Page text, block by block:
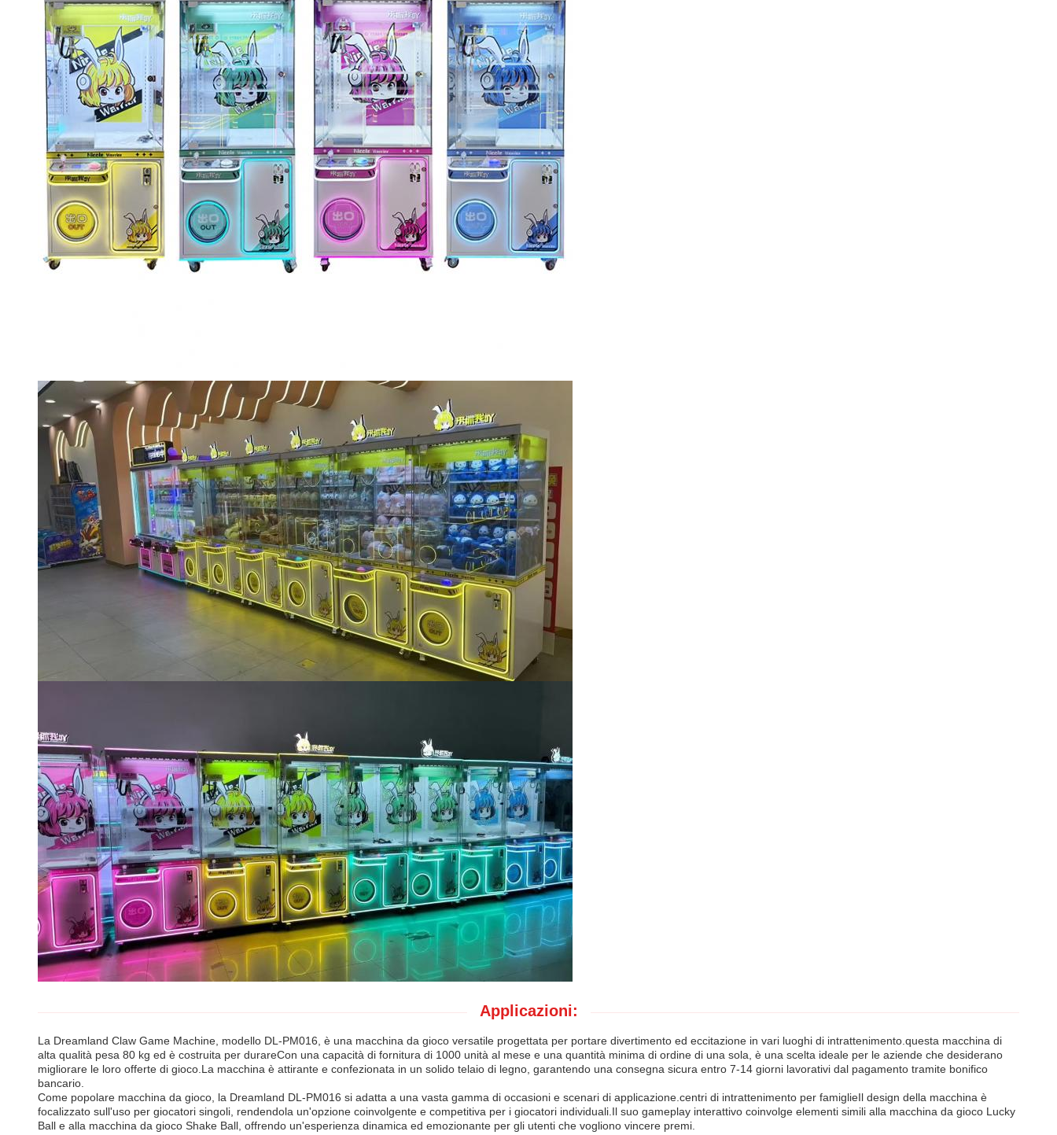
Applicazioni:
La Dreamland Claw Game Machine, modello DL-PM016, è una macchina da gioco versatile progettata per portare divertimento ed eccitazione in vari luoghi di intrattenimento.questa macchina di
alta qualità pesa 80 kg ed è costruita per durareCon una capacità di fornitura di 1000 unità al mese e una quantità minima di ordine di una sola, è una scelta ideale per le aziende che desiderano
migliorare le loro offerte di gioco.La macchina è attirante e confezionata in un solido telaio di legno, garantendo una consegna sicura entro 7-14 giorni lavorativi dal pagamento tramite bonifico
bancario.
Come popolare macchina da gioco, la Dreamland DL-PM016 si adatta a una vasta gamma di occasioni e scenari di applicazione.centri di intrattenimento per famiglieIl design della macchina è
focalizzato sull'uso per giocatori singoli, rendendola un'opzione coinvolgente e competitiva per i giocatori individuali.Il suo gameplay interattivo coinvolge elementi simili alla macchina da gioco Lucky
Ball e alla macchina da gioco Shake Ball, offrendo un'esperienza dinamica ed emozionante per gli utenti che vogliono vincere premi.